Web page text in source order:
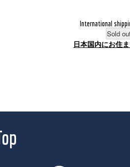
International
Sold
日本国内にお住